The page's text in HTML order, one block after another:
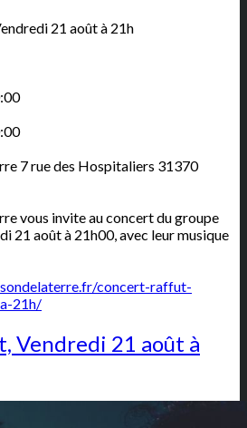
21 août à 21h
7 rue des Hospitaliers 31370
vous invite au concert du groupe
21 août à 21h00, avec leur musique
concert-raffut-
21h/
Vendredi 21 août à